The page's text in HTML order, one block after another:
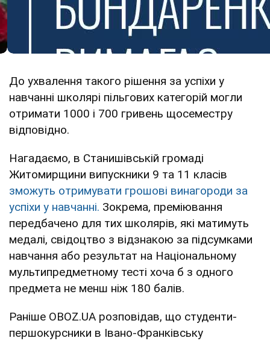
До ухвалення такого рішення за успіхи у
навчанні школярі пільгових категорій могли
отримати 1000 і 700 гривень щосеместру
відповідно.
Нагадаємо, в Станишівській громаді
Житомирщини випускники 9 та 11 класів
зможуть отримувати грошові винагороди за
успіхи у навчанні. Зокрема, преміювання
передбачено для тих школярів, які матимуть
медалі, свідоцтво з відзнакою за підсумками
навчання або результат на Національному
мультипредметному тесті хоча б з одного
предмета не менш ніж 180 балів.
Раніше OBOZ.UA розповідав, що студенти-
першокурсники в Івано-Франківську